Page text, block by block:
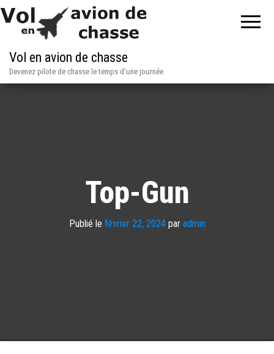
Vol en avion de chasse
Devenez pilote de chasse le temps d'une journée
Top-Gun
Publié le février 22, 2024par admin